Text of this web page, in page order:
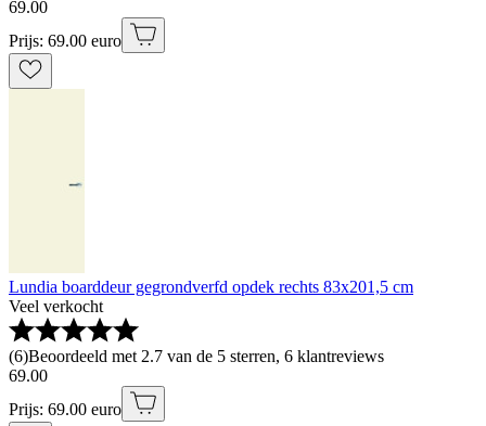
69.00
Prijs: 69.00 euro
Lundia boarddeur gegrondverfd opdek rechts 83x201,5 cm
Veel verkocht
(6)Beoordeeld met 2.7 van de 5 sterren, 6 klantreviews
69.00
Prijs: 69.00 euro